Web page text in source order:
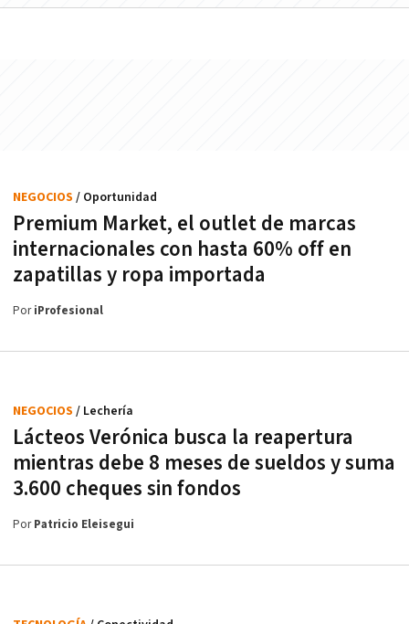
Premium Market, el outlet de marcas
internacionales con hasta 60% off en
zapatillas y ropa importada
NEGOCIOS / Oportunidad
PoriProfesional
Lácteos Verónica busca la reapertura
mientras debe 8 meses de sueldos y suma
3.600 cheques sin fondos
NEGOCIOS / Lechería
PorPatricio Eleisegui